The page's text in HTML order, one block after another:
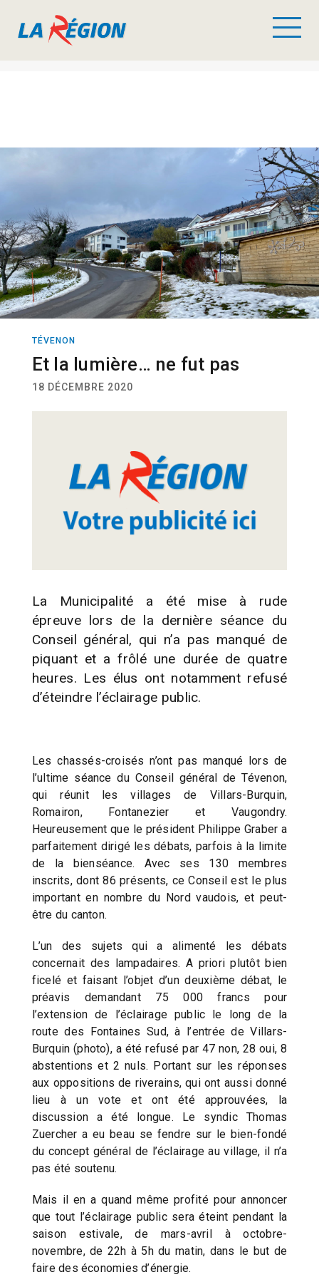
TÉVENON
Et la lumière… ne fut pas
18 DÉCEMBRE 2020
La Municipalité a été mise à rude
épreuve lors de la dernière séance du
Conseil général, qui n’a pas manqué de
piquant et a frôlé une durée de quatre
heures. Les élus ont notamment refusé
d’éteindre l’éclairage public.
Les chassés-croisés n’ont pas manqué lors de
l’ultime séance du Conseil général de Tévenon,
qui réunit les villages de Villars-Burquin,
Romairon, Fontanezier et Vaugondry.
Heureusement que le président Philippe Graber a
parfaitement dirigé les débats, parfois à la limite
de la bienséance. Avec ses 130 membres
inscrits, dont 86 présents, ce Conseil est le plus
important en nombre du Nord vaudois, et peut-
être du canton.
L’un des sujets qui a alimenté les débats
concernait des lampadaires. A priori plutôt bien
ficelé et faisant l’objet d’un deuxième débat, le
préavis demandant 75 000 francs pour
l’extension de l’éclairage public le long de la
route des Fontaines Sud, à l’entrée de Villars-
Burquin (photo), a été refusé par 47 non, 28 oui, 8
abstentions et 2 nuls. Portant sur les réponses
aux oppositions de riverains, qui ont aussi donné
lieu à un vote et ont été approuvées, la
discussion a été longue. Le syndic Thomas
Zuercher a eu beau se fendre sur le bien-fondé
du concept général de l’éclairage au village, il n’a
pas été soutenu.
Mais il en a quand même profité pour annoncer
que tout l’éclairage public sera éteint pendant la
saison estivale, de mars-avril à octobre-
novembre, de 22h à 5h du matin, dans le but de
faire des économies d’énergie.